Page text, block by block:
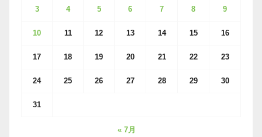
3 4 5 6 7 8 9
10 11 12 13 14 15 16
17 18 19 20 21 22 23
24 25 26 27 28 29 30
31
« 7月